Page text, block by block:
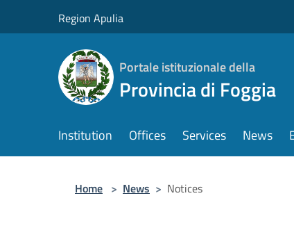
Region Apulia
Portale istituzionale della
Provincia di Foggia
Institution Offices Services News
Home > News > Notices